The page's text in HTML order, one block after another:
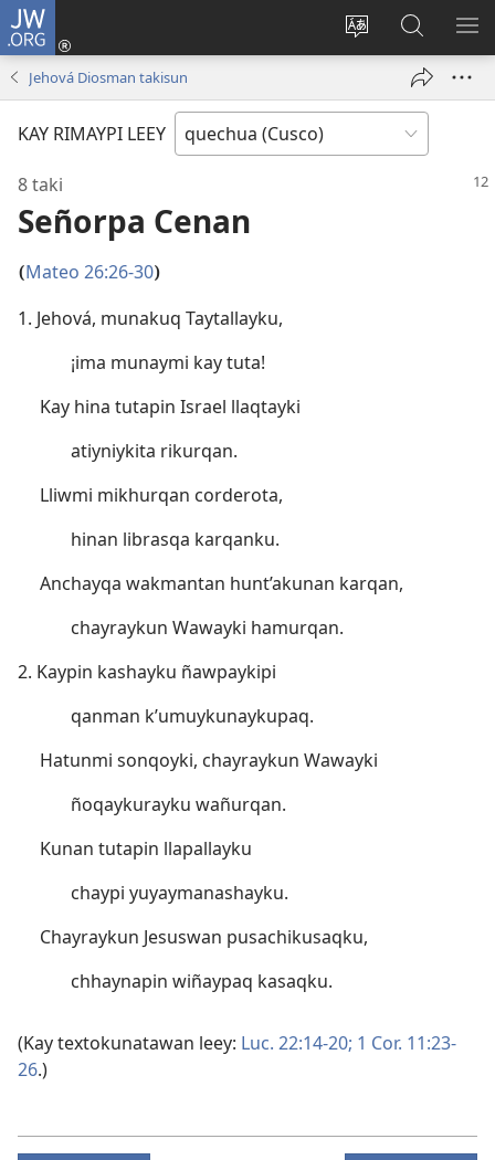
JW.ORG
Direccionpi
Sutiykiwan
jaykuy
nueva
JW.ORG
nisqapi
maskhay
Jehová Diosman takisun
KAY RIMAYPI LEEY
8 taki
Señorpa Cenan
(Mateo 26:26-30)
1. Jehová, munakuq Taytallayku,
¡ima munaymi kay tuta!
Kay hina tutapin Israel llaqtayki
atiyniykita rikurqan.
Lliwmi mikhurqan corderota,
hinan librasqa karqanku.
Anchayqa wakmantan hunt’akunan karqan,
chayraykun Wawayki hamurqan.
2. Kaypin kashayku ñawpaykipi
qanman k’umuykunaykupaq.
Hatunmi sonqoyki, chayraykun Wawayki
ñoqaykurayku wañurqan.
Kunan tutapin llapallayku
chaypi yuyaymanashayku.
Chayraykun Jesuswan pusachikusaqku,
chhaynapin wiñaypaq kasaqku.
(Kay textokunatawan leey: Luc. 22:14-20; 1 Cor. 11:23-
26.)